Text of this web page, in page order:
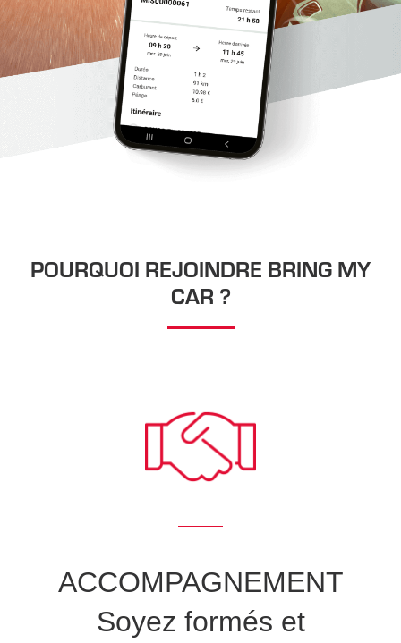
POURQUOI REJOINDRE BRING MY
CAR ?
ACCOMPAGNEMENT
Soyez formés et